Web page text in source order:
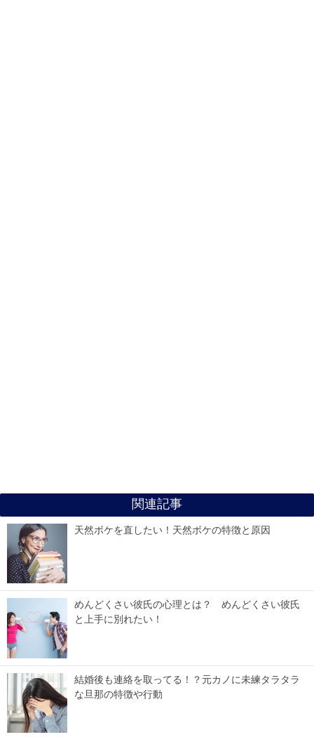
関連記事
天然ボケを直したい！天然ボケの特徴と原因
めんどくさい彼氏の心理とは？ めんどくさい彼氏
と上手に別れたい！
結婚後も連絡を取ってる！？元カノに未練タラタラ
な旦那の特徴や行動